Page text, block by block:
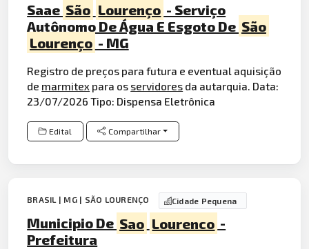
Saae São Lourenço - Serviço
Autônomo De Água E Esgoto De São
Lourenço - MG
Registro de preços para futura e eventual aquisição
de marmitex para os servidores da autarquia. Data:
23/07/2026 Tipo: Dispensa Eletrônica
Edital Compartilhar
BRASIL | MG | SÃO LOURENÇO Cidade Pequena
Municipio De Sao Lourenco -
Prefeitura